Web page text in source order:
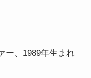
ー、1989年生まれ